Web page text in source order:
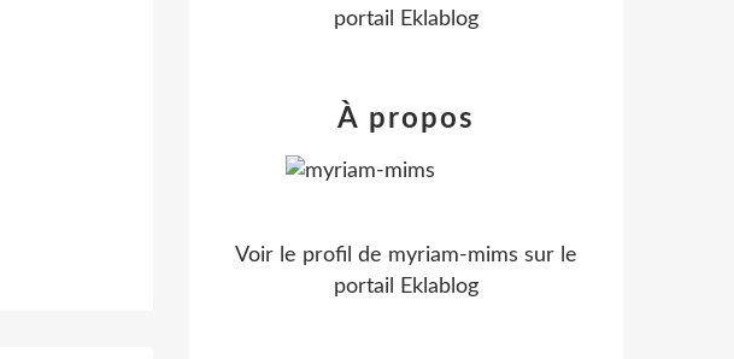
portail Eklablog
À propos
Voir le profil de myriam-mims sur le
portail Eklablog